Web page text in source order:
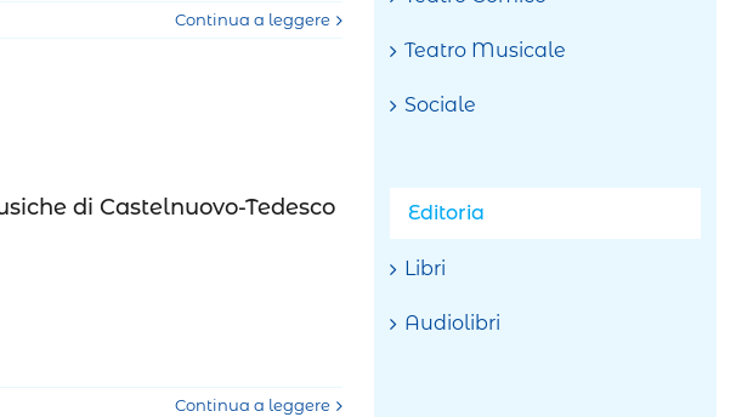
Continua a leggere
di Castelnuovo-Tedesco
Continua a leggere
Teatro Musicale
Sociale
Editoria
Libri
Audiolibri